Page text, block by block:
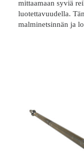
mittaamaan syviä
luotettavuudella.
malminetsinnän ja